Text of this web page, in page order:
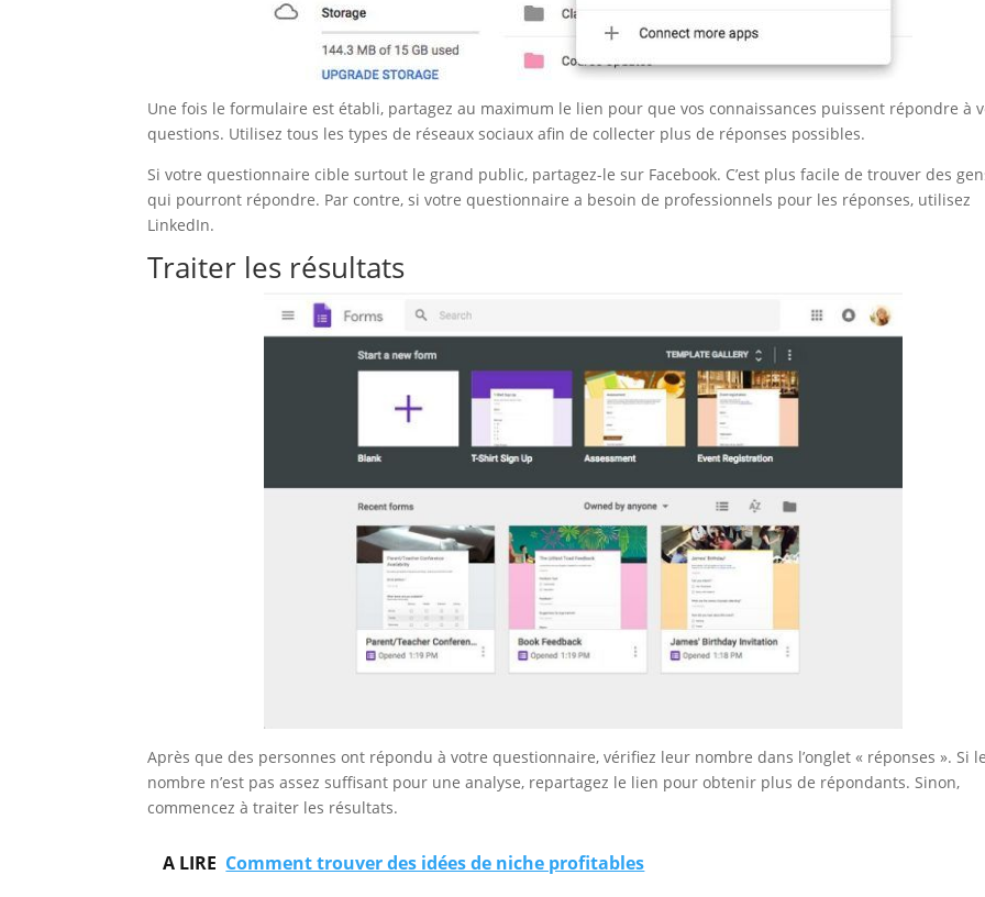
Une fois le formulaire est établi, partagez au maximum le lien pour que vos connaissances puissent répondre à
questions. Utilisez tous les types de réseaux sociaux afin de collecter plus de réponses possibles.
Si votre questionnaire cible surtout le grand public, partagez-le sur Facebook. C’est plus facile de trouver des
qui pourront répondre. Par contre, si votre questionnaire a besoin de professionnels pour les réponses, utilisez
LinkedIn.
Traiter les résultats
Après que des personnes ont répondu à votre questionnaire, vérifiez leur nombre dans l’onglet « réponses ». Si
nombre n’est pas assez suffisant pour une analyse, repartagez le lien pour obtenir plus de répondants. Sinon,
commencez à traiter les résultats.
A LIRE Comment trouver des idées de niche profitables